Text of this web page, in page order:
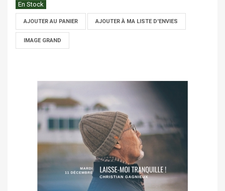
En Stock
AJOUTER AU PANIER AJOUTER À MA LISTE D'ENVIES
IMAGE GRAND